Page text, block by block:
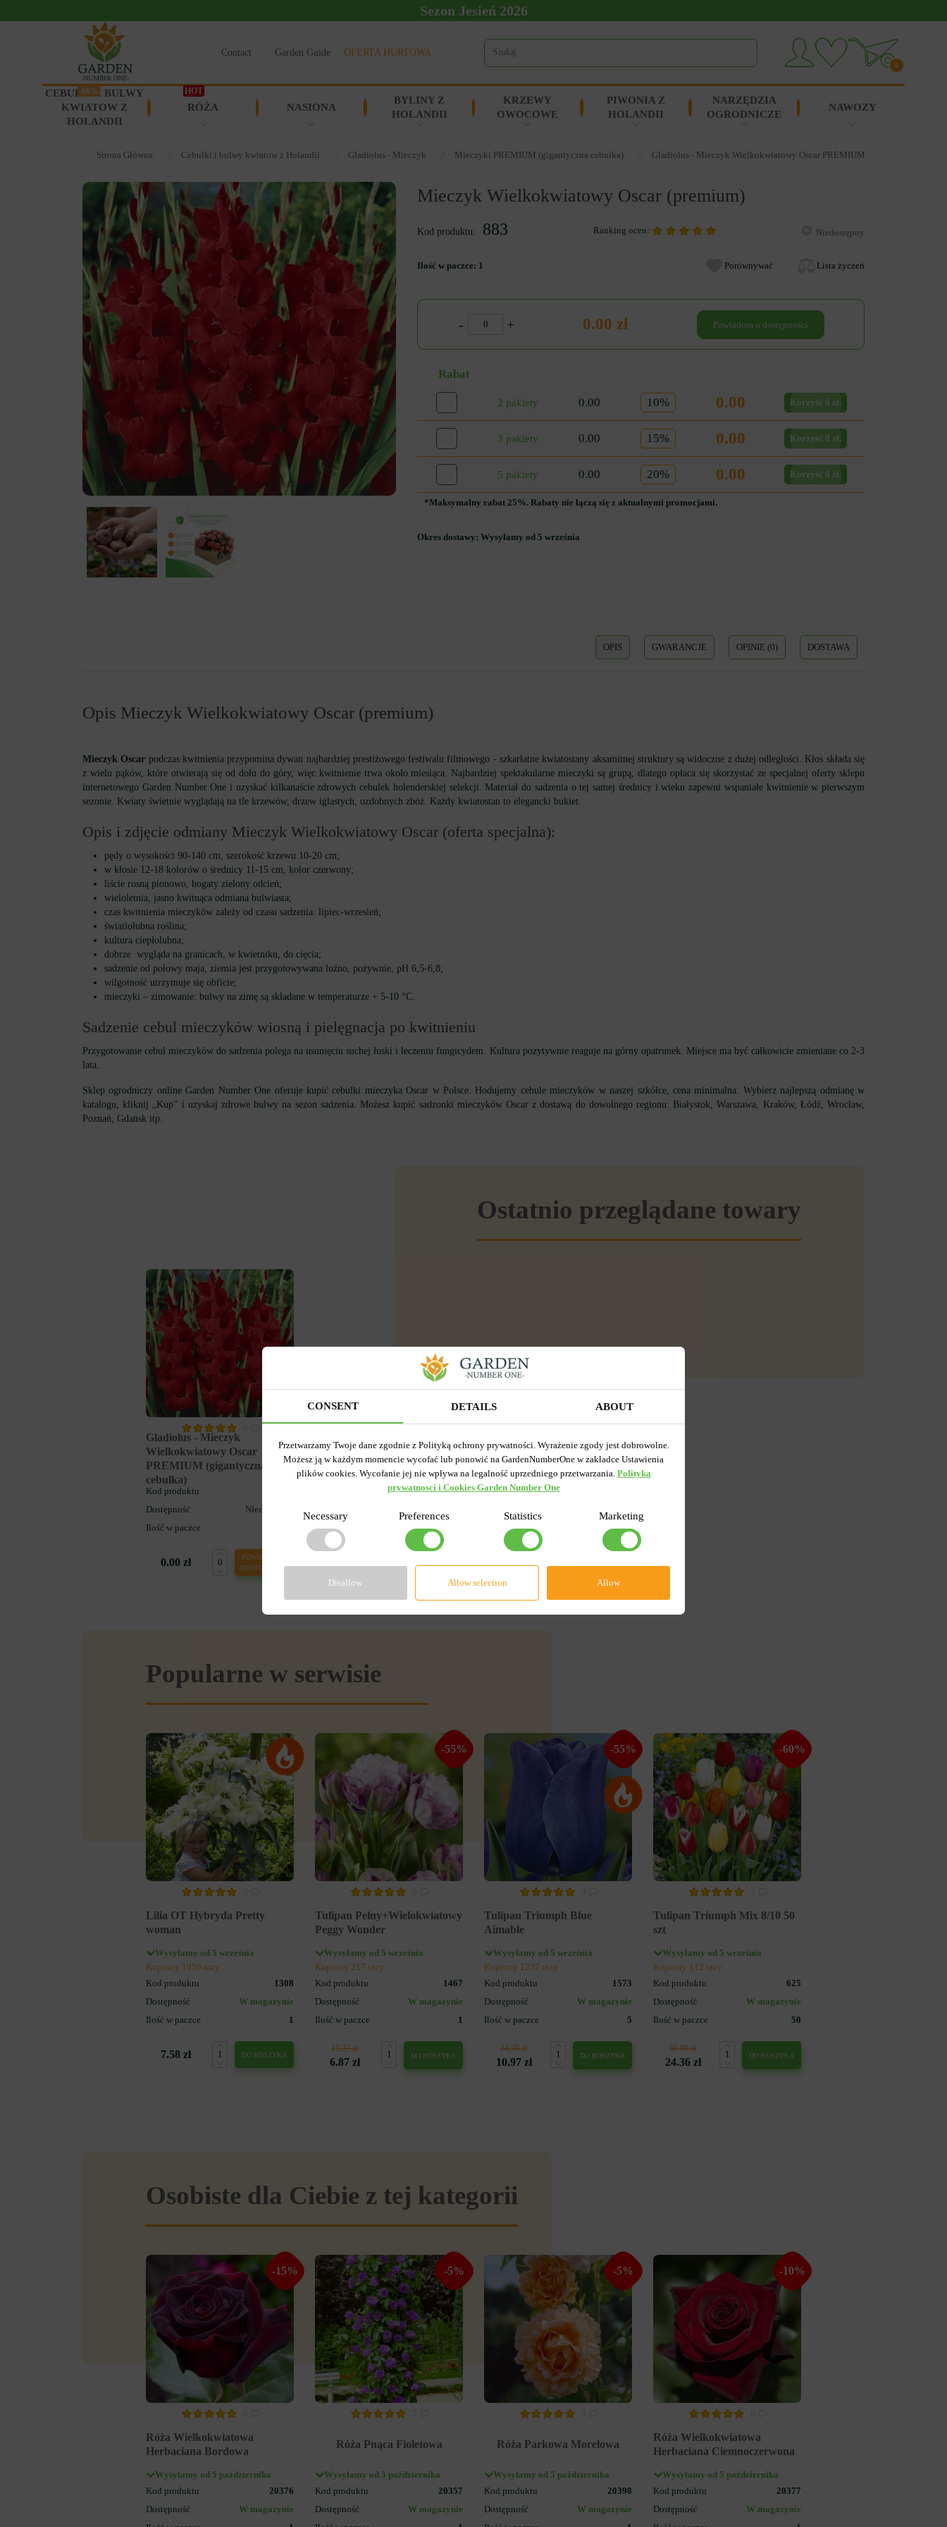
Sezon Jesień 2026
Contact Garden Guide OFERTA HURTOWA
0
CEBULKI I BULWY
KWIATOW Z
HOLANDII
-60%
RÓŻA
HOT
NASIONA
BYLINY Z
HOLANDII
KRZEWY
OWOCOWE
PIWONIA Z
HOLANDII
NARZĘDZIA
OGRODNICZE
NAWOZY
Strona Główna Cebulki i bulwy kwiatow z Holandii Gladiolus - Mieczyk Mieczyki PREMIUM (gigantyczna cebulka) Gladiolus - Mieczyk Wielkokwiatowy Oscar PREMIUM (gigantyczna
Mieczyk Wielkokwiatowy Oscar (premium)
Kod produktu: 883 Ranking ocen: Niedostępny
Ilość w paczce: 1 Porównywać Lista życzeń
- + 0.00 zł Powiadom o dostępności
Rabat
2 pakiety 0.00 10% 0.00 Korzyść 0 zł.
3 pakiety 0.00 15% 0.00 Korzyść 0 zł.
5 pakiety 0.00 20% 0.00 Korzyść 0 zł.
*Maksymalny rabat 25%. Rabaty nie łączą się z aktualnymi promocjami.
Okres dostawy: Wysyłamy od 5 września
OPIS GWARANCJE OPINIE (0) DOSTAWA
Opis Mieczyk Wielkokwiatowy Oscar (premium)
Mieczyk Oscar podczas kwitnienia przypomina dywan najbardziej prestiżowego festiwalu filmowego - szkarłatne kwiatostany aksamitnej struktury są widoczne z dużej odległości. Kłos składa się
z wielu pąków, które otwierają się od dołu do góry, więc kwitnienie trwa około miesiąca. Najbardziej spektakularne mieczyki są grupą, dlatego opłaca się skorzystać ze specjalnej oferty sklepu
internetowego Garden Number One i uzyskać kilkanaście zdrowych cebulek holenderskiej selekcji. Materiał do sadzenia o tej samej średnicy i wieku zapewni wspaniałe kwitnienie w pierwszym
sezonie. Kwiaty świetnie wyglądają na tle krzewów, drzew iglastych, ozdobnych zbóż. Każdy kwiatostan to elegancki bukiet.
Opis i zdjęcie odmiany Mieczyk Wielkokwiatowy Oscar (oferta specjalna):
pędy o wysokości 90-140 cm, szerokość krzewu 10-20 cm;
w kłosie 12-18 kolorów o średnicy 11-15 cm, kolor czerwony;
liście rosną pionowo, bogaty zielony odcień;
wieloletnia, jasno kwitnąca odmiana bulwiasta;
czas kwitnienia mieczyków zależy od czasu sadzenia: lipiec-wrzesień;
światlołubna roślina;
kultura ciepłolubna;
dobrze wygląda na granicach, w kwietniku, do cięcia;
sadzenie od połowy maja, ziemia jest przygotowywana luźno, pożywnie, pH 6,5-6,8;
wilgotność utrzymuje się obficie;
mieczyki – zimowanie: bulwy na zimę są składane w temperaturze + 5-10 °C.
Sadzenie cebul mieczyków wiosną i pielęgnacja po kwitnieniu
Przygotowanie cebul mieczyków do sadzenia polega na usunięciu suchej łuski i leczeniu fungicydem. Kultura pozytywnie reaguje na górny opatrunek. Miejsce ma być całkowicie zmieniane co 2-3
lata.
Sklep ogrodniczy online Garden Number One oferuje kupić cebulki mieczyka Oscar w Polsce. Hodujemy cebule mieczyków w naszej szkółce, cena minimalna. Wybierz najlepszą odmianę w
katalogu, kliknij „Kup” i uzyskaj zdrowe bulwy na sezon sadzenia. Możesz kupić sadzonki mieczyków Oscar z dostawą do dowolnego regionu: Białystok, Warszawa, Kraków, Łódź, Wrocław,
Poznań, Gdańsk itp.
Ostatnio przeglądane towary
Gladiolus - Mieczyk
Wielkokwiatowy Oscar
PREMIUM (gigantyczna
cebulka)
Kod produktu
Dostępność
Niedostępny
Ilość w paczce
0.00 zł
POWIADOM O
DOSTĘPNOŚCI
Popularne w serwisie
Lilia OT Hybryda Pretty
woman
Wysyłamy od 5 września
Kupiony 1956 razy
Kod produktu
1308
Dostępność
W magazynie
Ilość w paczce
1
7.58 zł DO KOSZYKA
-55%
Tulipan Pełny+Wielokwiatowy
Peggy Wonder
Wysyłamy od 5 września
Kupiony 217 razy
Kod produktu
1467
Dostępność
W magazynie
Ilość w paczce
1
15.27 zł
6.87 zł
DO KOSZYKA
-55%
Tulipan Triumph Blue
Aimable
Wysyłamy od 5 września
Kupiony 1237 razy
Kod produktu
1573
Dostępność
W magazynie
Ilość w paczce
5
24.38 zł
10.97 zł
DO KOSZYKA
-60%
Tulipan Triumph Mix 8/10 50
szt
Wysyłamy od 5 września
Kupiony 112 razy
Kod produktu
625
Dostępność
W magazynie
Ilość w paczce
50
60.90 zł
24.36 zł
DO KOSZYKA
Osobiste dla Ciebie z tej kategorii
-15%
Róża Wielkokwiatowa
Herbaciana Bordowa
Wysyłamy od 5 października
Kod produktu
20376
Dostępność
W magazynie
-5%
Róża Pnąca Fioletowa
Wysyłamy od 5 października
Kod produktu
20357
Dostępność
W magazynie
-5%
Róża Parkowa Morelowa
Wysyłamy od 5 października
Kod produktu
20398
Dostępność
W magazynie
-10%
Róża Wielkokwiatowa
Herbaciana Ciemnoczerwona
Wysyłamy od 5 października
Kod produktu
20377
Dostępność
W magazynie
CONSENT DETAILS ABOUT
Przetwarzamy Twoje dane zgodnie z Polityką ochrony prywatności. Wyrażenie zgody jest dobrowolne.
Możesz ją w każdym momencie wycofać lub ponowić na GardenNumberOne w zakładce Ustawienia
plików cookies. Wycofanie jej nie wpływa na legalność uprzedniego przetwarzania. Polityka
prywatnosci i Cookies Garden Number One
Necessary Preferences Statistics Marketing
Disallow Allow selection Allow